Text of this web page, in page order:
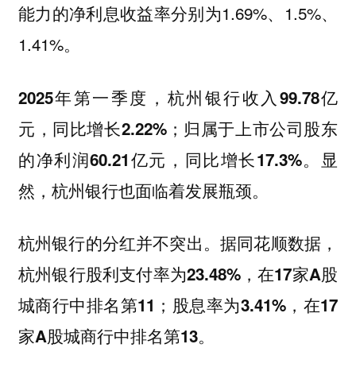
能力的净利息收益率分别为1.69%、1.5%、
1.41%。
2025年第一季度，杭州银行收入99.78亿
元，同比增长2.22%；归属于上市公司股东
的净利润60.21亿元，同比增长17.3%。显
然，杭州银行也面临着发展瓶颈。
杭州银行的分红并不突出。据同花顺数据，
杭州银行股利支付率为23.48%，在17家A股
城商行中排名第11；股息率为3.41%，在17
家A股城商行中排名第13。